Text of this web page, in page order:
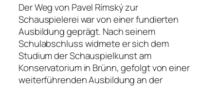
Der Weg von Pavel Rímský zur
Schauspielerei war von einer fundierten
Ausbildung geprägt. Nach seinem
Schulabschluss widmete er sich dem
Studium der Schauspielkunst am
Konservatorium in Brünn, gefolgt von einer
weiterführenden Ausbildung an der